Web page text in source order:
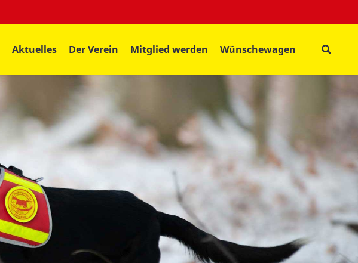
Aktuelles Der Verein Mitglied werden Wünschewagen